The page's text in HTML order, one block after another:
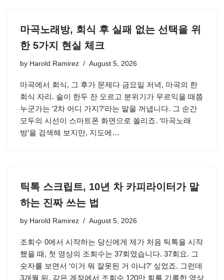
마곡노래방, 회식 후 실패 없는 선택을 위
한 5가지 현실 체크
by Harold Ramirez August 5, 2026
마곡에서 회식, 그 후가 문제다 금요일 저녁, 마곡의 한
회식 자리. 술이 한두 잔 오르고 분위기가 무르익을 때쯤
누군가는 ‘2차 어디 가지?’라는 말을 꺼냅니다. 그 순간
모두의 시선이 스마트폰 화면으로 쏠리죠. ‘마곡노래
방’을 검색해 보지만, 지도에…
틱톡 스크립트, 10년 차 카피라이터가 말
하는 진짜 쓰는 법
by Harold Ramirez August 5, 2026
조회수 0에서 시작하는 당신에게 제가 처음 틱톡을 시작
했을 때, 첫 영상의 조회수는 37회였습니다. 37회요. 그
숫자를 보면서 ‘이거 뭐 잘못된 거 아냐?’ 싶었죠. 그런데
3개월 뒤, 같은 계정에서 조회수 120만 회를 기록한 영상